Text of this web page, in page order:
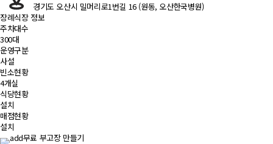
경기도 오산시 밀머리로1번길 16 (원동, 오산한국병원)
장례식장 정보
주차대수
300대
운영구분
사설
빈소현황
4개실
식당현황
설치
매점현황
설치
무료 부고장 만들기